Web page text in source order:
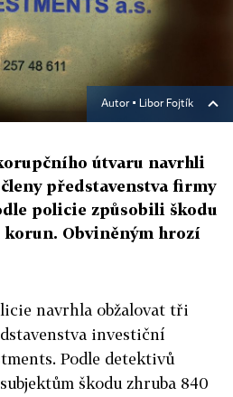
Autor ▪ Libor Fojtík
útvaru navrhli
představenstva firmy
policie způsobili škodu
Obviněným hrozí
navrhla obžalovat tři
investiční
Podle detektivů
škodu zhruba 840